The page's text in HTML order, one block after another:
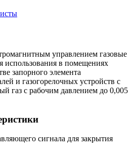
управлением газовые
использования в помещениях
запорного элемента
и газогорелочных устройств с
газ с рабочим давлением до 0,005
сигнала для закрытия